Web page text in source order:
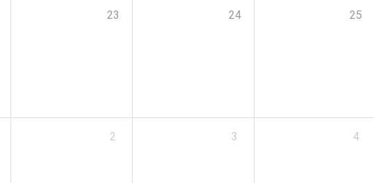
23 24 25
2 3 4